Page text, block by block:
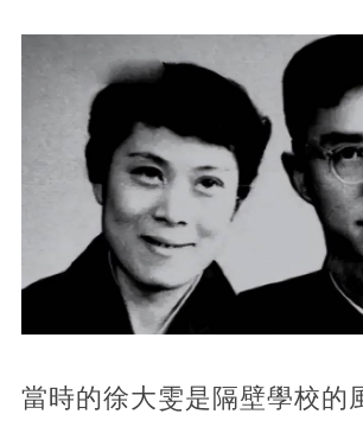
當時的徐大雯是隔壁學校的